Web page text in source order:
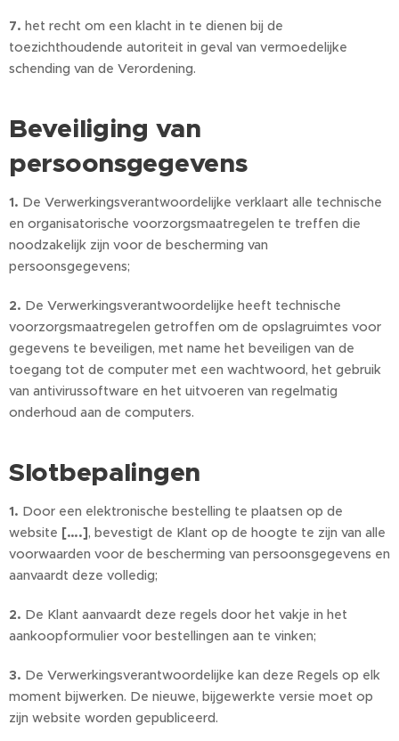
7. het recht om een klacht in te dienen bij de
toezichthoudende autoriteit in geval van vermoedelijke
schending van de Verordening.
Beveiliging van
persoonsgegevens
1. De Verwerkingsverantwoordelijke verklaart alle technische
en organisatorische voorzorgsmaatregelen te treffen die
noodzakelijk zijn voor de bescherming van
persoonsgegevens;
2. De Verwerkingsverantwoordelijke heeft technische
voorzorgsmaatregelen getroffen om de opslagruimtes voor
gegevens te beveiligen, met name het beveiligen van de
toegang tot de computer met een wachtwoord, het gebruik
van antivirussoftware en het uitvoeren van regelmatig
onderhoud aan de computers.
Slotbepalingen
1. Door een elektronische bestelling te plaatsen op de
website [….], bevestigt de Klant op de hoogte te zijn van alle
voorwaarden voor de bescherming van persoonsgegevens en
aanvaardt deze volledig;
2. De Klant aanvaardt deze regels door het vakje in het
aankoopformulier voor bestellingen aan te vinken;
3. De Verwerkingsverantwoordelijke kan deze Regels op elk
moment bijwerken. De nieuwe, bijgewerkte versie moet op
zijn website worden gepubliceerd.